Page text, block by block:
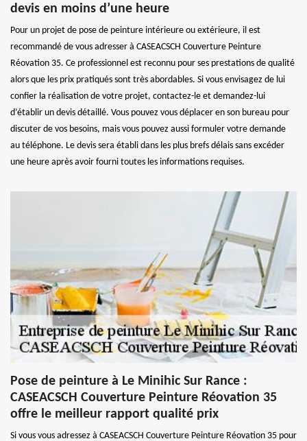
devis en moins d’une heure
Pour un projet de pose de peinture intérieure ou extérieure, il est
recommandé de vous adresser à CASEACSCH Couverture Peinture
Réovation 35. Ce professionnel est reconnu pour ses prestations de qualité
alors que les prix pratiqués sont très abordables. Si vous envisagez de lui
confier la réalisation de votre projet, contactez-le et demandez-lui
d’établir un devis détaillé. Vous pouvez vous déplacer en son bureau pour
discuter de vos besoins, mais vous pouvez aussi formuler votre demande
au téléphone. Le devis sera établi dans les plus brefs délais sans excéder
une heure après avoir fourni toutes les informations requises.
Pose de peinture à Le Minihic Sur Rance :
CASEACSCH Couverture Peinture Réovation 35
offre le meilleur rapport qualité prix
Si vous vous adressez à CASEACSCH Couverture Peinture Réovation 35 pour